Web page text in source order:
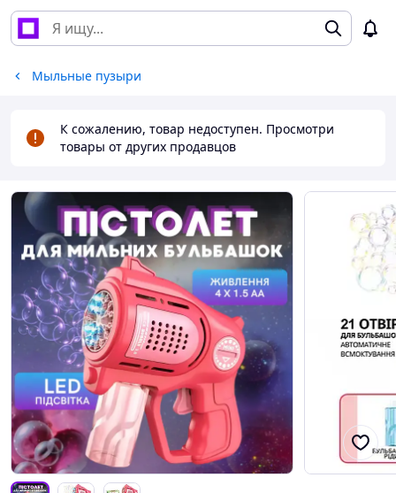
Мыльные пузыри
К сожалению, товар недоступен. Просмотри
товары от других продавцов